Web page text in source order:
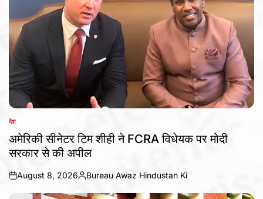
POSTED
IN
देश
अमेरिकी सीनेटर टिम शीही ने FCRA विधेयक पर मोदी
सरकार से की अपील
on
August 8, 2026
Posted
by
Bureau Awaz Hindustan Ki